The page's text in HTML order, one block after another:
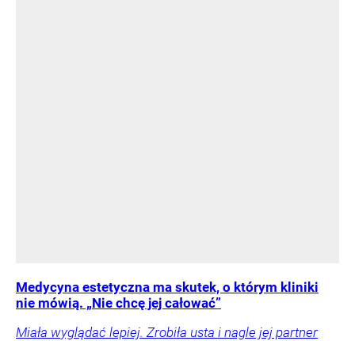
Medycyna estetyczna ma skutek, o którym kliniki
nie mówią. „Nie chcę jej całować”
Miała wyglądać lepiej. Zrobiła usta i nagle jej partner